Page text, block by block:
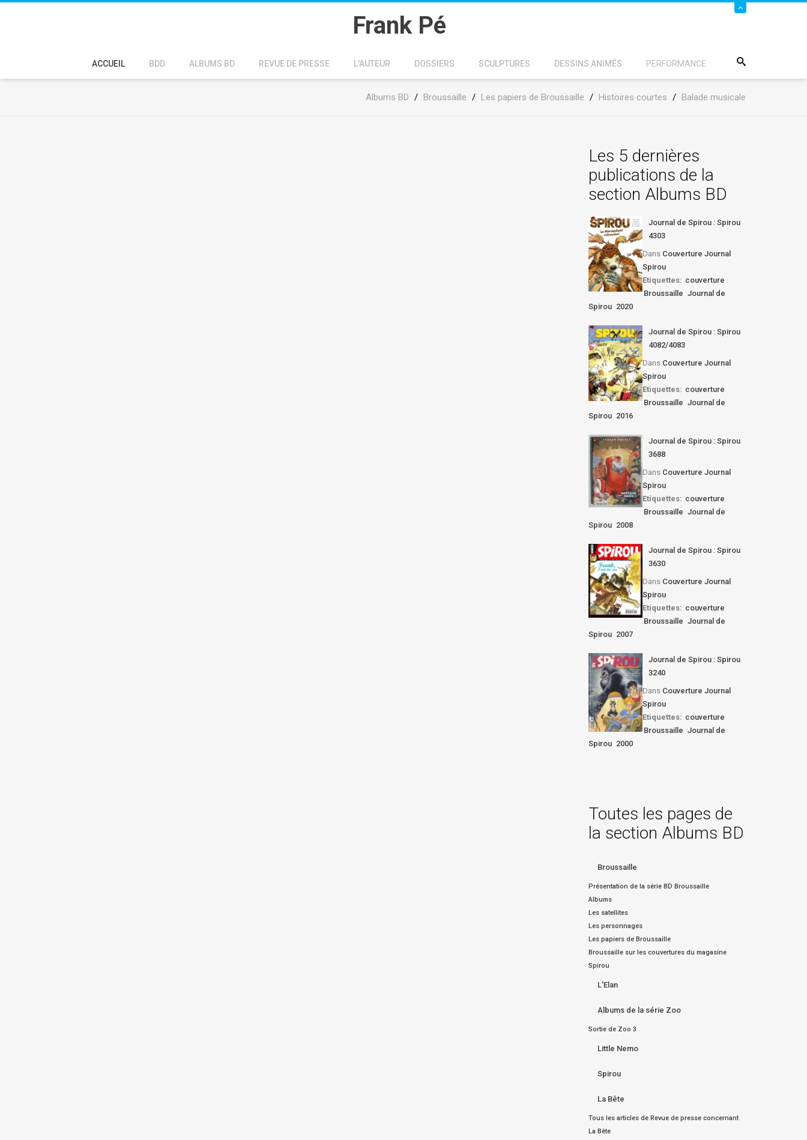
Frank Pé
ACCUEIL BDD ALBUMS BD REVUE DE PRESSE L'AUTEUR DOSSIERS SCULPTURES DESSINS ANIMÉS PERFORMANCE
Albums BD / Broussaille / Les papiers de Broussaille / Histoires courtes / Balade musicale
Les 5 dernières
publications de la
section Albums BD
Journal de Spirou : Spirou
4303
Dans Couverture Journal
Spirou
Etiquettes: couverture
Broussaille Journal de
Spirou 2020
Journal de Spirou : Spirou
4082/4083
Dans Couverture Journal
Spirou
Etiquettes: couverture
Broussaille Journal de
Spirou 2016
Journal de Spirou : Spirou
3688
Dans Couverture Journal
Spirou
Etiquettes: couverture
Broussaille Journal de
Spirou 2008
Journal de Spirou : Spirou
3630
Dans Couverture Journal
Spirou
Etiquettes: couverture
Broussaille Journal de
Spirou 2007
Journal de Spirou : Spirou
3240
Dans Couverture Journal
Spirou
Etiquettes: couverture
Broussaille Journal de
Spirou 2000
Toutes les pages de
la section Albums BD
Broussaille
Présentation de la série BD Broussaille
Albums
Les satellites
Les personnages
Les papiers de Broussaille
Broussaille sur les couvertures du magasine
Spirou
L'Elan
Albums de la série Zoo
Sortie de Zoo 3
Little Nemo
Spirou
La Bête
Tous les articles de Revue de presse concernant
La Bête